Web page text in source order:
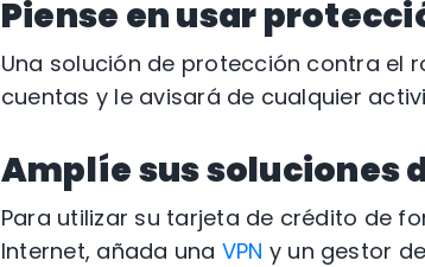
Piense en usar
Una solución de protección contra el
cuentas y le avisará de cualquier
Amplíe sus soluciones
Para utilizar su tarjeta de crédito de
Internet, añada una VPN y un gestor